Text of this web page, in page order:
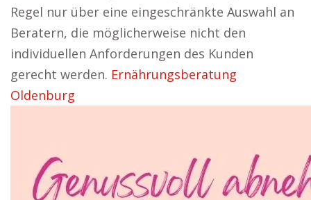
Regel nur über eine eingeschränkte Auswahl an
Beratern, die möglicherweise nicht den
individuellen Anforderungen des Kunden
gerecht werden. Ernährungsberatung
Oldenburg